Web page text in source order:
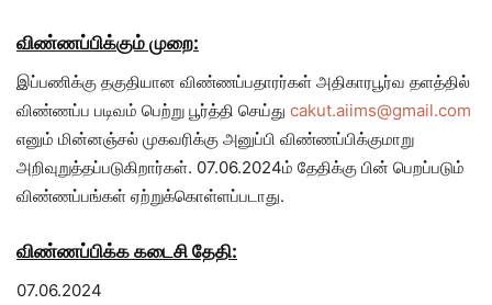
விண்ணப்பிக்கும் முறை:
இப்பணிக்கு தகுதியான விண்ணப்பதாரர்கள் அதிகாரபூர்வ தளத்தில்
விண்ணப்ப படிவம் பெற்று பூர்த்தி செய்து cakut.aiims@gmail.com
எனும் மின்னஞ்சல் முகவரிக்கு அனுப்பி விண்ணப்பிக்குமாறு
அறிவுறுத்தப்படுகிறார்கள். 07.06.2024ம் தேதிக்கு பின் பெறப்படும்
விண்ணப்பங்கள் ஏற்றுக்கொள்ளப்படாது.
விண்ணப்பிக்க கடைசி தேதி:
07.06.2024